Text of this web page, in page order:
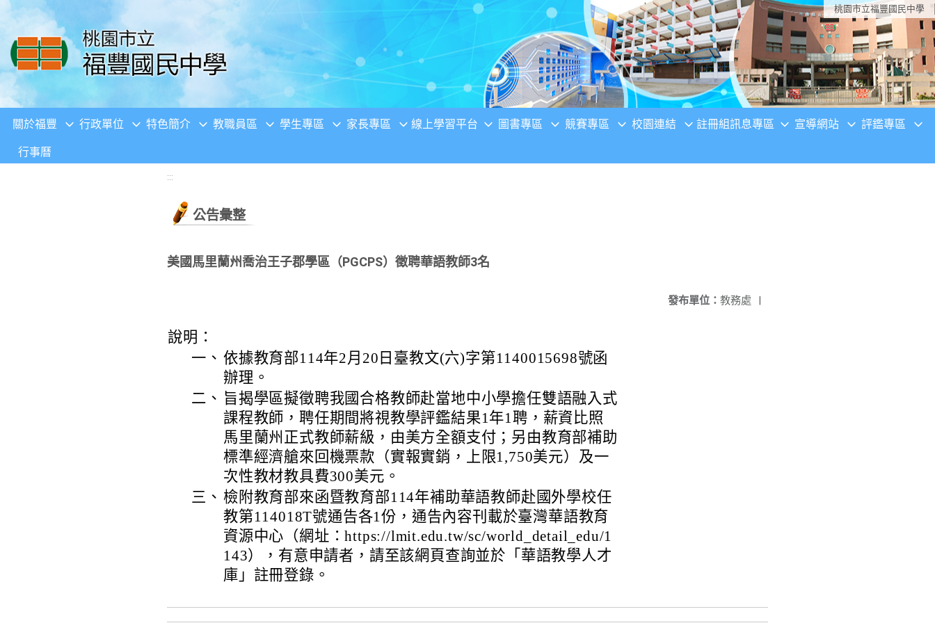
移至網頁之主要內容區位置 桃園市立福豐國民中學
關於福豐 行政單位 特色簡介 教職員區 學生專區 家長專區 線上學習平台 圖書專區 競賽專區 校園連結 註冊組訊息專區 宣導網站 評鑑專區
行事曆
:::
公告彙整
美國馬里蘭州喬治王子郡學區（PGCPS）徵聘華語教師3名
發布單位： 教務處 |
說明：
一、 依據教育部114年2月20日臺教文(六)字第1140015698號函
辦理。
二、 旨揭學區擬徵聘我國合格教師赴當地中小學擔任雙語融入式
課程教師，聘任期間將視教學評鑑結果1年1聘，薪資比照
馬里蘭州正式教師薪級，由美方全額支付；另由教育部補助
標準經濟艙來回機票款（實報實銷，上限1,750美元）及一
次性教材教具費300美元。
三、 檢附教育部來函暨教育部114年補助華語教師赴國外學校任
教第114018T號通告各1份，通告內容刊載於臺灣華語教育
資源中心（網址：https://lmit.edu.tw/sc/world_detail_edu/1
143），有意申請者，請至該網頁查詢並於「華語教學人才
庫」註冊登錄。